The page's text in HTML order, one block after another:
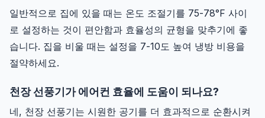
일반적으로 집에 있을 때는 온도 조절기를 75-78°F 사이
로 설정하는 것이 편안함과 효율성의 균형을 맞추기에 좋
습니다. 집을 비울 때는 설정을 7-10도 높여 냉방 비용을
절약하세요.
천장 선풍기가 에어컨 효율에 도움이 되나요?
네, 천장 선풍기는 시원한 공기를 더 효과적으로 순환시켜